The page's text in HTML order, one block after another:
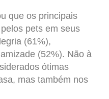
que os principais
pets em seus
(61%),
(52%). Não à
ótimas
mas também nos